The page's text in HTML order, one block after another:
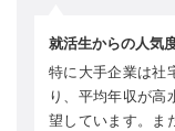
就活生からの人気
特に大手企業は社
り、平均年収が高
望しています。ま